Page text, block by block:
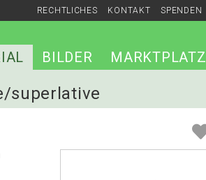
RECHTLICHES KONTAKT SPENDEN
BILDER MARKTPLATZ
superlative